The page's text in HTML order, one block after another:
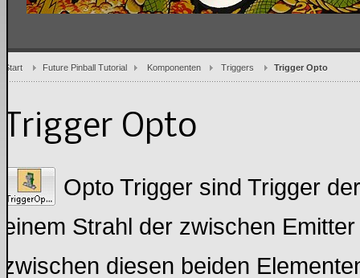
Start Future Pinball Tutorial Komponenten Triggers Trigger Opto
Trigger Opto
Opto Trigger sind Trigger
einem Strahl der zwischen
zwischen diesen beiden